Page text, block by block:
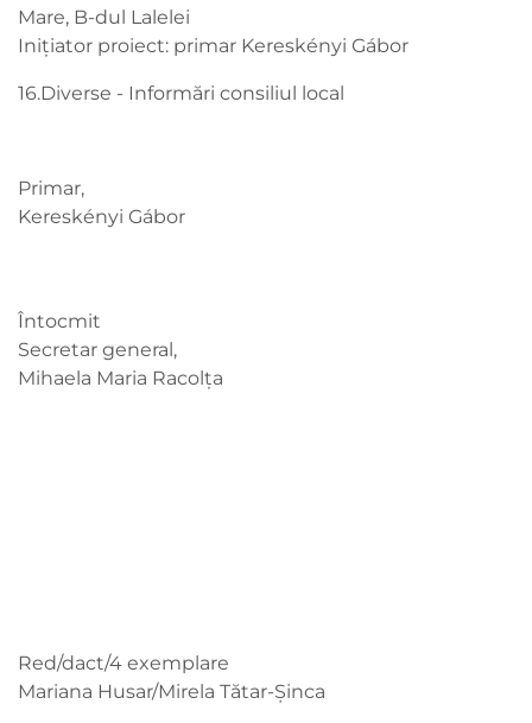
Mare, B-dul Lalelei
Inițiator proiect: primar Kereskényi Gábor
16.Diverse - Informări consiliul local
Primar,
Kereskényi Gábor
Întocmit
Secretar general,
Mihaela Maria Racolța
Red/dact/4 exemplare
Mariana Husar/Mirela Tătar-Șinca